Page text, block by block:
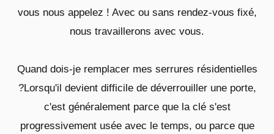
vous nous appelez ! Avec ou sans rendez-vous fixé,
nous travaillerons avec vous.
Quand dois-je remplacer mes serrures résidentielles
?Lorsqu'il devient difficile de déverrouiller une porte,
c'est généralement parce que la clé s'est
progressivement usée avec le temps, ou parce que